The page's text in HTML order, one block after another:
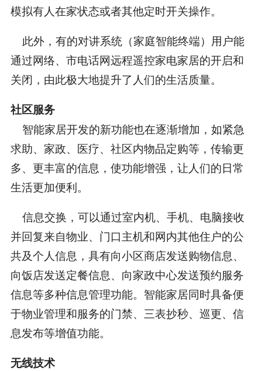
模拟有人在家状态或者其他定时开关操作。
此外，有的对讲系统（家庭智能终端）用户能
通过网络、市电话网远程遥控家电家居的开启和
关闭，由此极大地提升了人们的生活质量。
社区服务
智能家居开发的新功能也在逐渐增加，如紧急
求助、家政、医疗、社区内物品定购等，传输更
多、更丰富的信息，使功能增强，让人们的日常
生活更加便利。
信息交换，可以通过室内机、手机、电脑接收
并回复来自物业、门口主机和网内其他住户的公
共及个人信息，具有向小区商店发送购物信息、
向饭店发送定餐信息、向家政中心发送预约服务
信息等多种信息管理功能。智能家居同时具备便
于物业管理和服务的门禁、三表抄秒、巡更、信
息发布等增值功能。
无线技术